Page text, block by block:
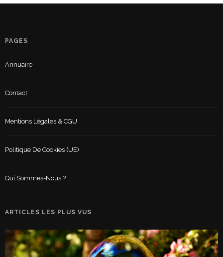
PAGES
Annuaire
Contact
Mentions Légales & CGU
Politique De Cookies (UE)
Qui Sommes-Nous ?
ARTICLES LES PLUS VUS